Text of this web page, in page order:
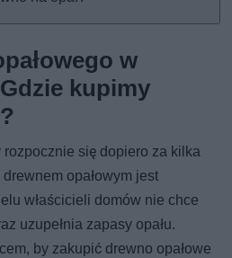
w
kupimy
się dopiero za kilka
opałowym jest
właścicieli domów nie chce
uzupełnia zapasy opału.
by zakupić drewno opałowe